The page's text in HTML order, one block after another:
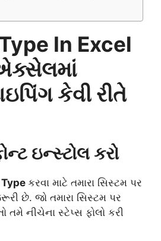
In Excel
કેવી રીતે
ઇન્સ્ટોલ કરો
કરવા માટે તમારા સિસ્ટમ પર
છે. જો તમારા સિસ્ટમ પર
તમે નીચેના સ્ટેપ્સ ફોલો કરી